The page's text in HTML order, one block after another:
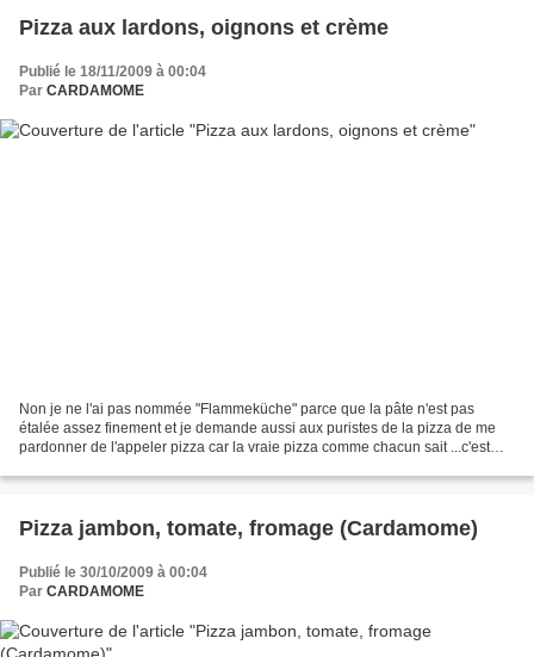
Pizza aux lardons, oignons et crème
Publié le 18/11/2009 à 00:04
Par CARDAMOME
Non je ne l'ai pas nommée "Flammeküche" parce que la pâte n'est pas
étalée assez finement et je demande aussi aux puristes de la pizza de me
pardonner de l'appeler pizza car la vraie pizza comme chacun sait ...c'est
Pizza jambon, tomate, fromage (Cardamome)
Publié le 30/10/2009 à 00:04
Par CARDAMOME